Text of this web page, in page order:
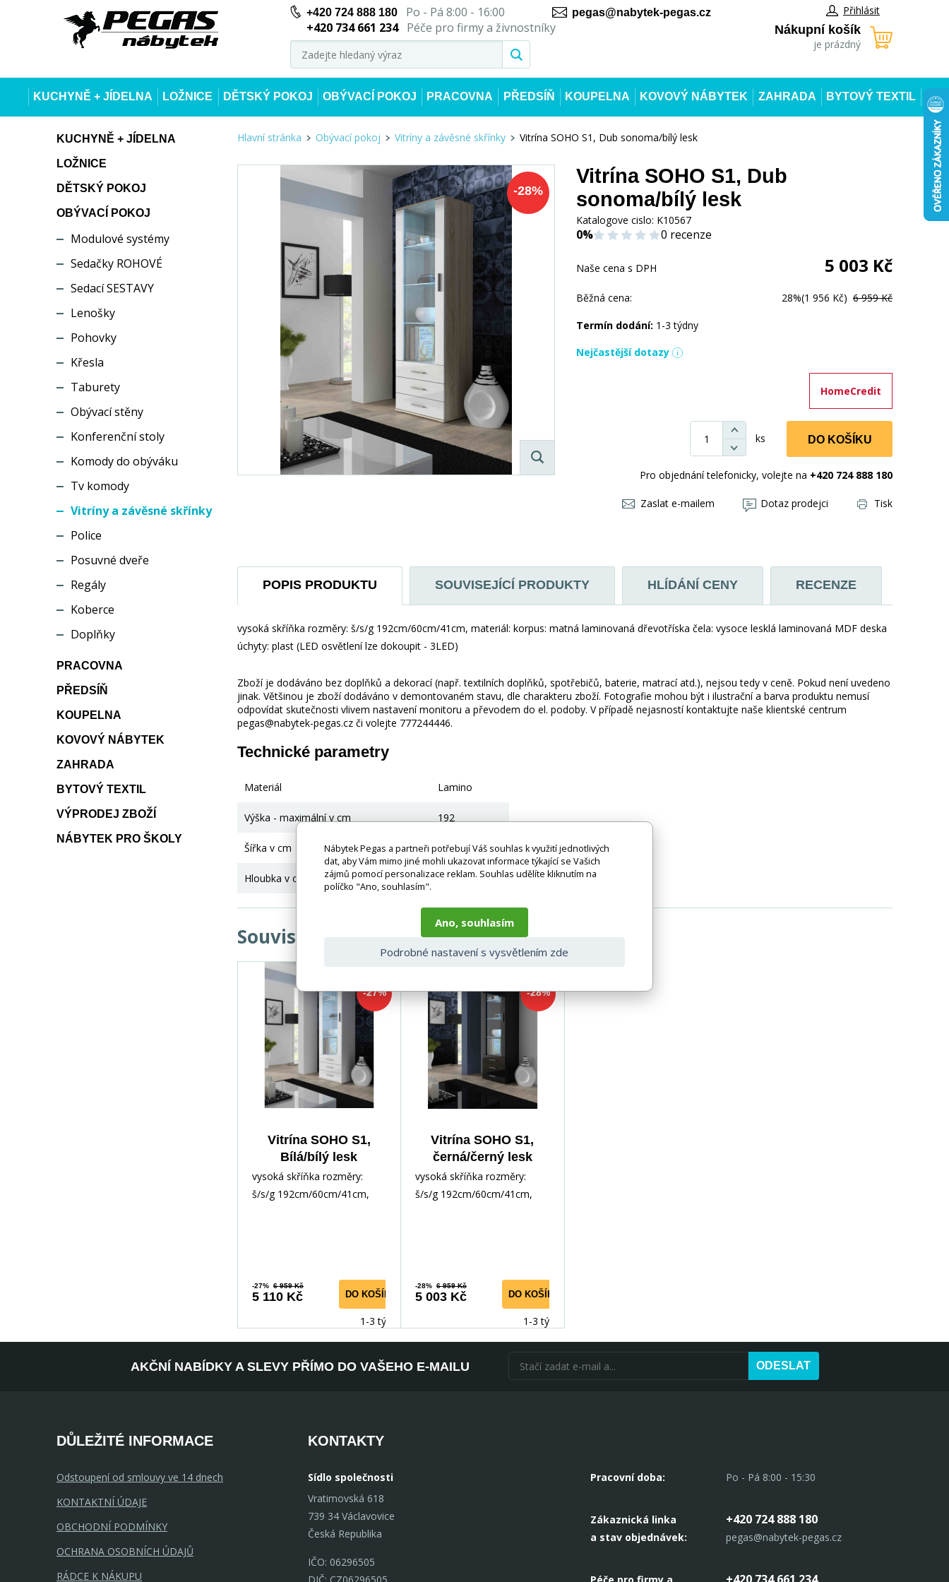
+420 724 888 180Po - Pá 8:00 - 16:00
+420 734 661 234
Péče pro firmy a živnostníky
pegas@nabytek-pegas.cz Přihlásit
Nákupní košík
je prázdný
KUCHYNĚ + JÍDELNA LOŽNICE DĚTSKÝ POKOJ OBÝVACÍ POKOJ PRACOVNA PŘEDSÍŇ KOUPELNA KOVOVÝ NÁBYTEK ZAHRADA BYTOVÝ TEXTIL
KUCHYNĚ + JÍDELNA
LOŽNICE
DĚTSKÝ POKOJ
OBÝVACÍ POKOJ
Modulové systémy
Sedačky ROHOVÉ
Sedací SESTAVY
Lenošky
Pohovky
Křesla
Taburety
Obývací stěny
Konferenční stoly
Komody do obýváku
Tv komody
Vitríny a závěsné skřínky
Police
Posuvné dveře
Regály
Koberce
Doplňky
PRACOVNA
PŘEDSÍŇ
KOUPELNA
KOVOVÝ NÁBYTEK
ZAHRADA
BYTOVÝ TEXTIL
VÝPRODEJ ZBOŽÍ
NÁBYTEK PRO ŠKOLY
Hlavní stránka Obývací pokoj Vitríny a závěsné skřínky Vitrína SOHO S1, Dub sonoma/bílý lesk
-28%
Vitrína SOHO S1, Dub
sonoma/bílý lesk
Katalogove cislo: K10567
0% 0 recenze
Naše cena s DPH 5 003 Kč
Běžná cena: 28%(1 956 Kč) 6 959 Kč
Termín dodání: 1-3 týdny
Nejčastější dotazy
HomeCredit
ks DO KOŠÍKU
Pro objednání telefonicky, volejte na +420 724 888 180
Zaslat e-mailem Dotaz prodejci Tisk
POPIS PRODUKTU SOUVISEJÍCÍ PRODUKTY HLÍDÁNÍ CENY RECENZE
vysoká skříňka rozměry: š/s/g 192cm/60cm/41cm, materiál: korpus: matná laminovaná dřevotříska čela: vysoce lesklá laminovaná MDF deska
úchyty: plast (LED osvětlení lze dokoupit - 3LED)
Zboží je dodáváno bez doplňků a dekorací (např. textilních doplňků, spotřebičů, baterie, matrací atd.), nejsou tedy v ceně. Pokud není uvedeno
jinak. Většinou je zboží dodáváno v demontovaném stavu, dle charakteru zboží. Fotografie mohou být i ilustrační a barva produktu nemusí
odpovídat skutečnosti vlivem nastavení monitoru a převodem do el. podoby. V případě nejasností kontaktujte naše klientské centrum
pegas@nabytek-pegas.cz či volejte 777244446.
Technické parametry
Materiál Lamino
Výška - maximální v cm 192
Šířka v cm 60
Hloubka v cm 41
Související produkty
-27%
Vitrína SOHO S1,
Bílá/bílý lesk
vysoká skříňka rozměry:
š/s/g 192cm/60cm/41cm,
-27% 6 959 Kč
5 110 Kč DO KOŠÍKU
1-3 týdny
-28%
Vitrína SOHO S1,
černá/černý lesk
vysoká skříňka rozměry:
š/s/g 192cm/60cm/41cm,
-28% 6 959 Kč
5 003 Kč DO KOŠÍKU
1-3 týdny
AKČNÍ NABÍDKY A SLEVY PŘÍMO DO VAŠEHO E-MAILU ODESLAT
DŮLEŽITÉ INFORMACE
Odstoupení od smlouvy ve 14 dnech
KONTAKTNÍ ÚDAJE
OBCHODNÍ PODMÍNKY
OCHRANA OSOBNÍCH ÚDAJŮ
RÁDCE K NÁKUPU
KONTAKTY
Sídlo společnosti
Vratimovská 618
739 34 Václavovice
Česká Republika
IČO: 06296505
Pracovní doba: Po - Pá 8:00 - 15:30
Zákaznická linka
a stav objednávek:
+420 724 888 180
pegas@nabytek-pegas.cz
Nábytek Pegas a partneři potřebují Váš souhlas k využití jednotlivých
dat, aby Vám mimo jiné mohli ukazovat informace týkající se Vašich
zájmů pomocí personalizace reklam. Souhlas udělíte kliknutím na
políčko "Ano, souhlasím".
Ano, souhlasím
Podrobné nastavení s vysvětlením zde